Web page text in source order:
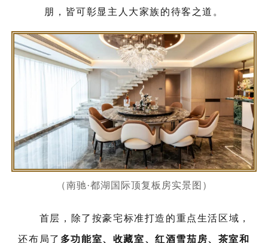
朋，皆可彰显主人大家族的待客之道。
（南驰·都湖国际顶复板房实景图）
首层，除了按豪宅标准打造的重点生活区域，
还布局了 多功能室、收藏室、红酒雪茄房、茶室和